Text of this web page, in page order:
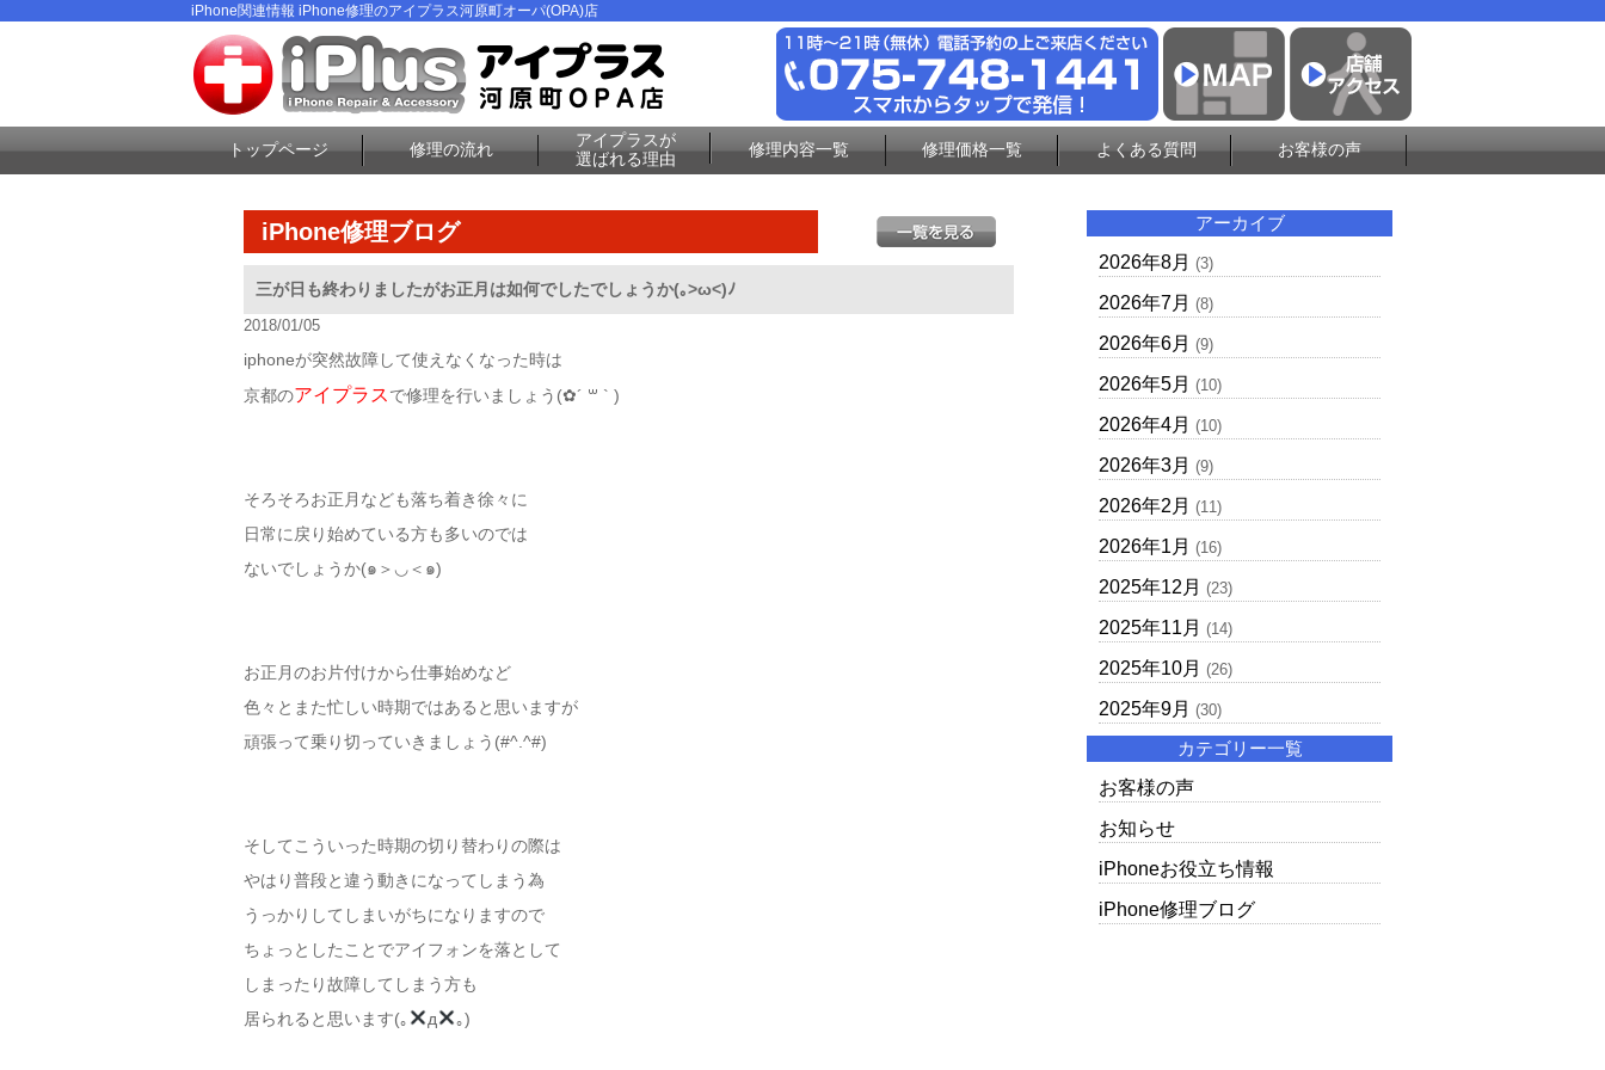
iPhone関連情報 iPhone修理のアイプラス河原町オーパ(OPA)店
トップページ 修理の流れ
アイプラスが
選ばれる理由
修理内容一覧 修理価格一覧 よくある質問 お客様の声
iPhone修理ブログ
三が日も終わりましたがお正月は如何でしたでしょうか(｡>ω<)ﾉ
2018/01/05
iphoneが突然故障して使えなくなった時は
京都のアイプラスで修理を行いましょう(✿´ ꒳ ` )
そろそろお正月なども落ち着き徐々に
日常に戻り始めている方も多いのでは
ないでしょうか(๑＞◡＜๑)
お正月のお片付けから仕事始めなど
色々とまた忙しい時期ではあると思いますが
頑張って乗り切っていきましょう(#^.^#)
そしてこういった時期の切り替わりの際は
やはり普段と違う動きになってしまう為
うっかりしてしまいがちになりますので
ちょっとしたことでアイフォンを落として
しまったり故障してしまう方も
居られると思います(｡
д ｡)
アーカイブ
2026年8月 (3)
2026年7月 (8)
2026年6月 (9)
2026年5月 (10)
2026年4月 (10)
2026年3月 (9)
2026年2月 (11)
2026年1月 (16)
2025年12月 (23)
2025年11月 (14)
2025年10月 (26)
2025年9月 (30)
カテゴリー一覧
お客様の声
お知らせ
iPhoneお役立ち情報
iPhone修理ブログ